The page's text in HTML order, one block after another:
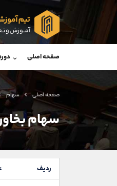
صفحه اصلی
صفحه اصلی سهام
سهام
ردیف
واتساپ
داخلی
اطلاعات تماس
تلفن
بدون پیش شماره